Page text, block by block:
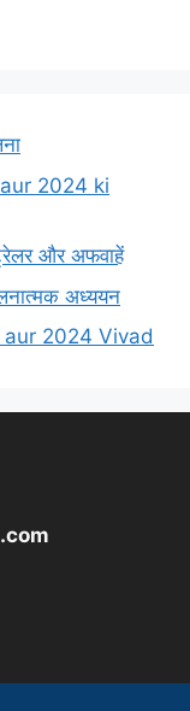
2024 ki
और अफवाहें
अध्ययन
2024 Vivad